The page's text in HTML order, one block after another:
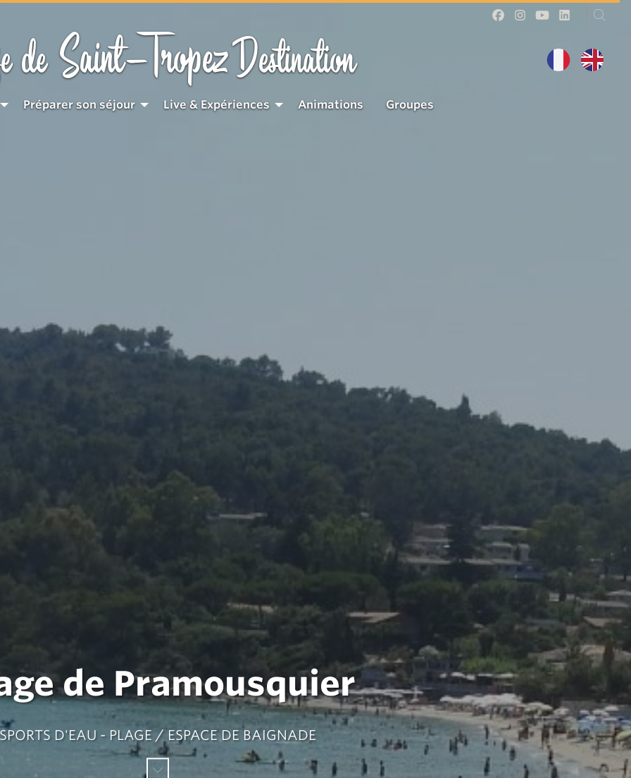
de Saint-TropezDestination
Préparer son séjour Live & Expériences Animations Groupes
de Pramousquier
SPORTS D'EAU - PLAGE / ESPACE DE BAIGNADE